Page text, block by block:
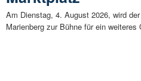
Am Dienstag, 4. August 2026, wird
Marienberg zur Bühne für ein weiteres